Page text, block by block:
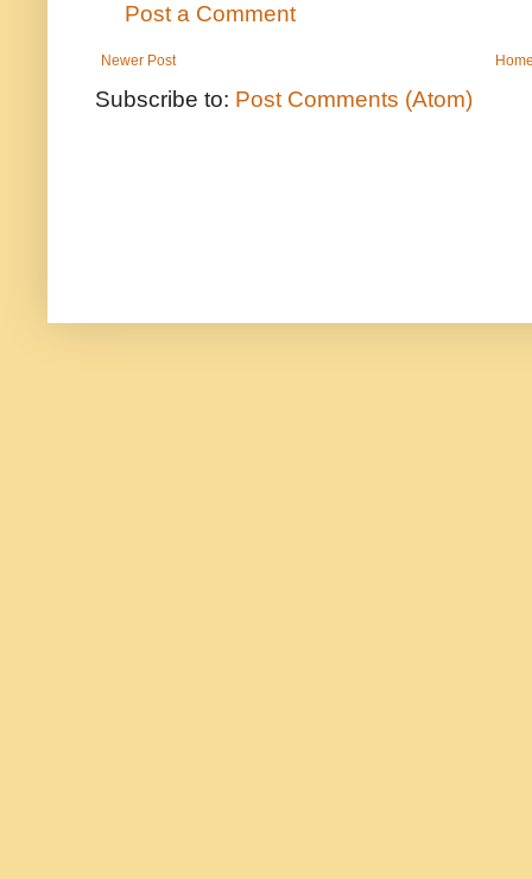
Post a Comment
Newer Post
Subscribe to: Post Comments (Atom)